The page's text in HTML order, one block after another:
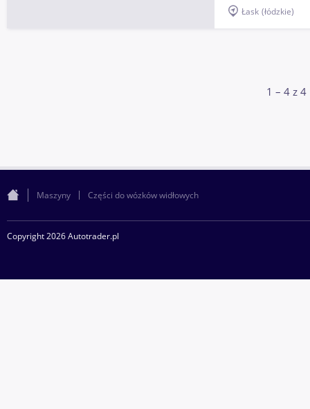
Łask (łódzkie)
1 – 4 z 4
Maszyny Części do wózków widłowych
Copyright 2026 Autotrader.pl